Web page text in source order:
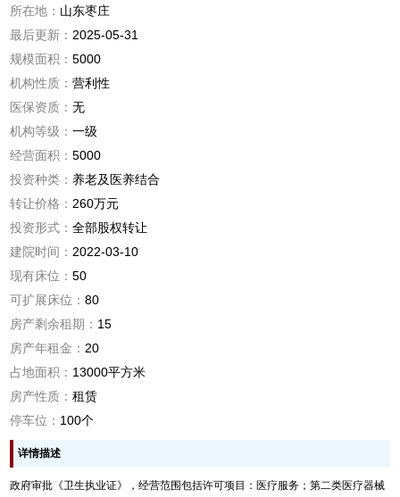
所在地： 山东枣庄
最后更新： 2025-05-31
规模面积：5000
机构性质：营利性
医保资质：无
机构等级：一级
经营面积：5000
投资种类： 养老及医养结合
转让价格： 260万元
投资形式：全部股权转让
建院时间： 2022-03-10
现有床位：50
可扩展床位：80
房产剩余租期： 15
房产年租金： 20
占地面积： 13000平方米
房产性质：租赁
停车位： 100个
详情描述
政府审批《卫生执业证》，经营范围包括许可项目：医疗服务；第二类医疗器械